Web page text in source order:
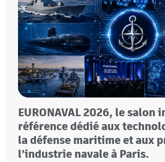
EURONAVAL 2026, le
référence dédié aux
la défense maritime et aux
l’industrie navale à Paris.